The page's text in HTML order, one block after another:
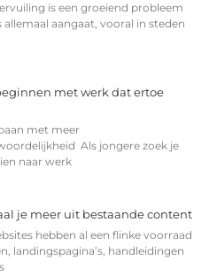
is een groeiend probleem
allemaal aangaat, vooral in steden
met werk dat ertoe
met meer
Als jongere zoek je
naar werk
je meer uit bestaande content
hebben al een flinke voorraad
landingspagina’s, handleidingen